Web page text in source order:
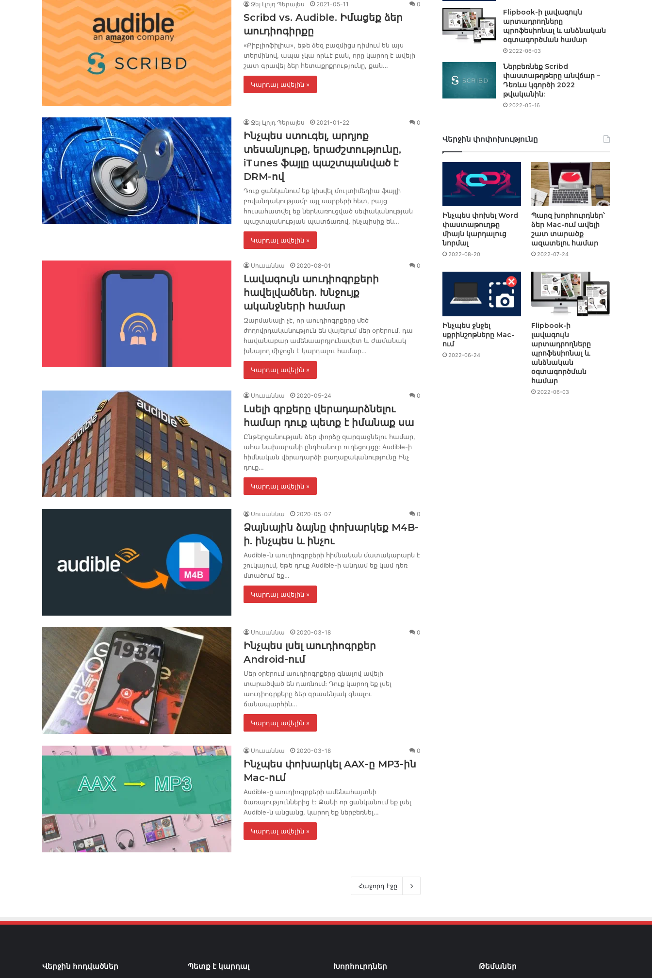
Ջեյ Լլոյդ Պերալես 2021-05-11 0
Scribd vs. Audible. Իմացեք ձեր
աուդիոգիրքը
«Բիբլիոֆիլիա», եթե ձեզ բազմիցս դիմում են այս
տերմինով, ապա չկա որևէ բան, որը կարող է ավելի
շատ գրավել ձեր հետաքրքրությունը, քան…
Կարդալ ավելին »
Ջեյ Լլոյդ Պերալես 2021-01-22 0
Ինչպես ստուգել, ​​արդյոք
տեսանյութը, երաժշտությունը,
iTunes ֆայլը պաշտպանված է
DRM-ով
Դուք ցանկանում եք կիսվել մուլտիմեդիա ֆայլի
բովանդակությամբ այլ սարքերի հետ, բայց
հուսահատվել եք ներկառուցված սեփականության
պաշտպանության պատճառով, ինչպիսիք են…
Կարդալ ավելին »
Սուսաննա 2020-08-01 0
Լավագույն աուդիոգրքերի
հավելվածներ. Խնջույք
ականջների համար
Զարմանալի չէ, որ աուդիոգրքերը մեծ
ժողովրդականություն են վայելում մեր օրերում, դա
հավանաբար ամենաարդյունավետ և ժամանակ
խնայող միջոցն է կարդալու համար…
Կարդալ ավելին »
Սուսաննա 2020-05-24 0
Լսելի գրքերը վերադարձնելու
համար դուք պետք է իմանաք սա
Ընթերցանության ձեր փորձը զարգացնելու համար,
ահա նախաբանի ընդհանուր ուղեցույցը: Audible-ի
հիմնական վերադարձի քաղաքականությունը Ինչ
դուք…
Կարդալ ավելին »
Սուսաննա 2020-05-07 0
Ձայնային ձայնը փոխարկեք M4B-
ի. ինչպես և ինչու
Audible-ն աուդիոգրքերի հիմնական մատակարարն է
շուկայում, եթե դուք Audible-ի անդամ եք կամ դեռ
մտածում եք…
Կարդալ ավելին »
Սուսաննա 2020-03-18 0
Ինչպես լսել աուդիոգրքեր
Android-ում
Մեր օրերում աուդիոգրքերը գնալով ավելի
տարածված են դառնում։ Դուք կարող եք լսել
աուդիոգրքերը ձեր գրասենյակ գնալու
ճանապարհին…
Կարդալ ավելին »
Սուսաննա 2020-03-18 0
Ինչպես փոխարկել AAX-ը MP3-ին
Mac-ում
Audible-ը աուդիոգրքերի ամենահայտնի
ծառայություններից է: Քանի որ ցանկանում եք լսել
Audible-ն անցանց, կարող եք ներբեռնել…
Կարդալ ավելին »
Հաջորդ էջը
Flipbook-ի լավագույն
արտադրողները
պրոֆեսիոնալ և անձնական
օգտագործման համար
2022-06-03
Ներբեռնեք Scribd
փաստաթղթերը անվճար –
Դեռևս կգործի 2022
թվականին:
2022-05-16
Վերջին փոփոխությունը
Ինչպես փոխել Word
փաստաթուղթը
միայն կարդալուց
նորմալ
2022-08-20
Պարզ խորհուրդներ՝
ձեր Mac-ում ավելի
շատ տարածք
ազատելու համար
2022-07-24
Ինչպես ջնջել
սքրինշոթները Mac-
ում
2022-06-24
Flipbook-ի
լավագույն
արտադրողները
պրոֆեսիոնալ և
անձնական
օգտագործման
համար
2022-06-03
Վերջին հոդվածներ Պետք է կարդալ Խորհուրդներ Թեմաներ